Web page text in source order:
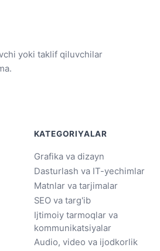
yoki taklif qiluvchilar
KATEGORIYALAR
Grafika va dizayn
Dasturlash va IT-yechimlar
Matnlar va tarjimalar
SEO va targ'ib
Ijtimoiy tarmoqlar va
kommunikatsiyalar
Audio, video va ijodkorlik